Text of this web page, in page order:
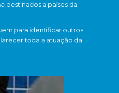
destinados a países da
para identificar outros
toda a atuação da